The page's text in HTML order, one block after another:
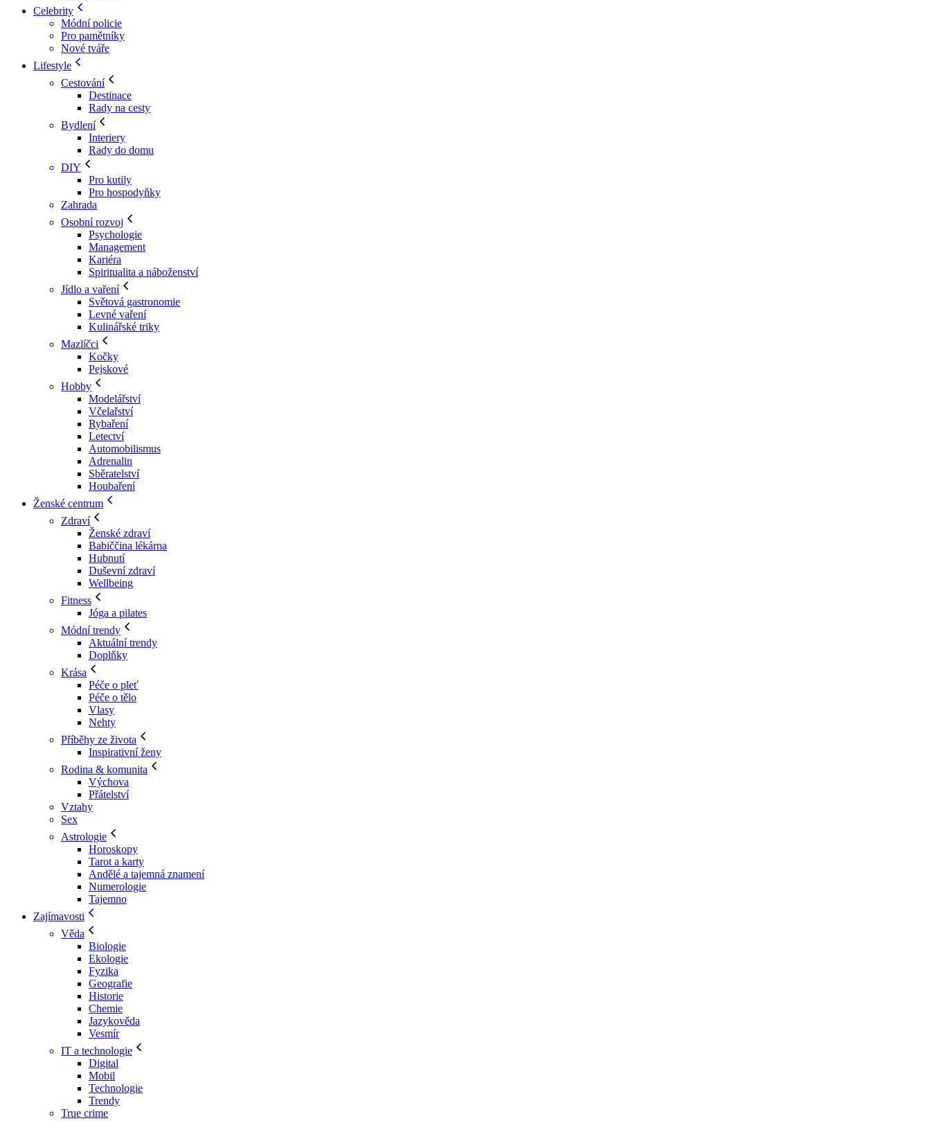
Celebrity
Módní policie
Pro pamětníky
Nové tváře
Lifestyle
Cestování
Destinace
Rady na cesty
Bydlení
Interiery
Rady do domu
DIY
Pro kutily
Pro hospodyňky
Zahrada
Osobní rozvoj
Psychologie
Management
Kariéra
Spiritualita a náboženství
Jídlo a vaření
Světová gastronomie
Levné vaření
Kulinářské triky
Mazlíčci
Kočky
Pejskové
Hobby
Modelářství
Včelařství
Rybaření
Letectví
Automobilismus
Adrenalin
Sběratelství
Houbaření
Ženské centrum
Zdraví
Ženské zdraví
Babiččina lékárna
Hubnutí
Duševní zdraví
Wellbeing
Fitness
Jóga a pilates
Módní trendy
Aktuální trendy
Doplňky
Krása
Péče o pleť
Péče o tělo
Vlasy
Nehty
Příběhy ze života
Inspirativní ženy
Rodina & komunita
Výchova
Přátelství
Vztahy
Sex
Astrologie
Horoskopy
Tarot a karty
Andělé a tajemná znamení
Numerologie
Tajemno
Zajímavosti
Věda
Biologie
Ekologie
Fyzika
Geografie
Historie
Chemie
Jazykověda
Vesmír
IT a technologie
Digital
Mobil
Technologie
Trendy
True crime